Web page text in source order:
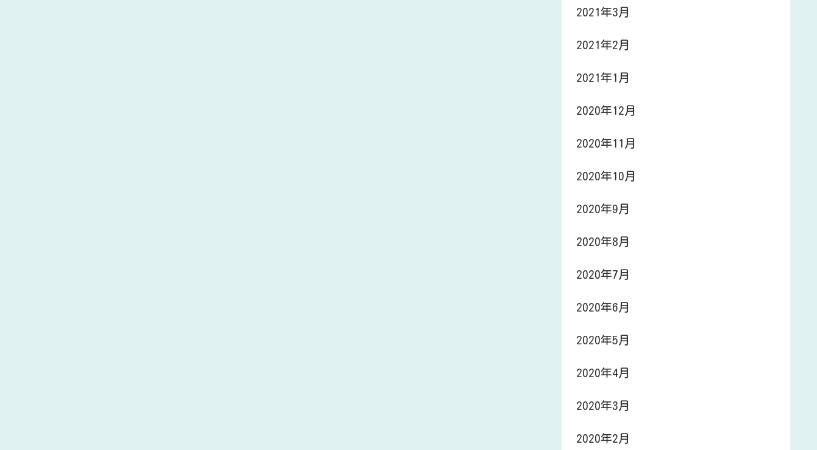
2021年3月
2021年2月
2021年1月
2020年12月
2020年11月
2020年10月
2020年9月
2020年8月
2020年7月
2020年6月
2020年5月
2020年4月
2020年3月
2020年2月